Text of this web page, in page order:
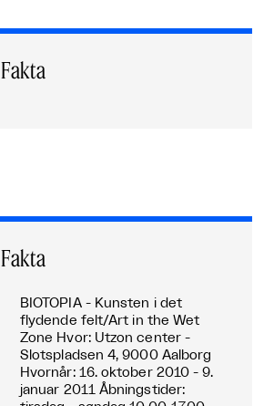
Fakta
Fakta
BIOTOPIA - Kunsten i det
flydende felt/Art in the Wet
Zone Hvor: Utzon center -
Slotspladsen 4, 9000 Aalborg
Hvornår: 16. oktober 2010 - 9.
januar 2011 Åbningstider: